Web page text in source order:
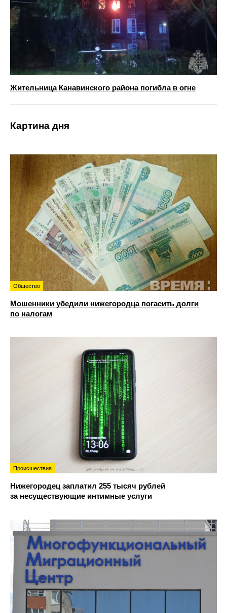
Жительница Канавинского района погибла в огне
Картина дня
Общество
Мошенники убедили нижегородца погасить долги
по налогам
Происшествия
Нижегородец заплатил 255 тысяч рублей
за несуществующие интимные услуги